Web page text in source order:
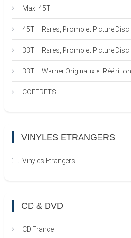
Maxi 45T
45T – Rares, Promo et Picture Disc
33T – Rares, Promo et Picture Disc
33T – Warner Originaux et Réédition
COFFRETS
VINYLES ETRANGERS
Vinyles Etrangers
CD & DVD
CD France